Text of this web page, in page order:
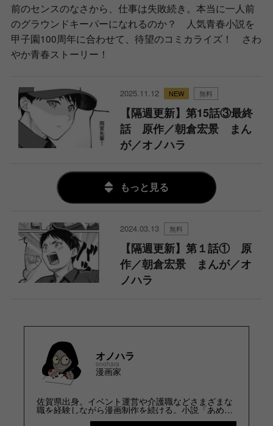
前のセンスのなさから、仕事は失敗続き。本当に一人前
のグラウンドキーパーになれるのか？ 人気青春小説を
甲子園100周年に合わせて、待望のコミカライズ！ さわ
やか青春ストーリー！
2025.11.12 無料
【隔週更新】第15話③最終
話 原作／朝倉宏景 まん
が／オノハラ
もっと見る
2024.03.13 無料
【隔週更新】第１話① 原
作／朝倉宏景 まんが／オ
ノハラ
オノハラ
onohara
漫画家
佐賀県出身。イベント運営や介護職などさまざまな
職を経験しながら漫画制作を続ける。小説「あめつ
ちのうた」のコミカライズにてデビュー。趣味はツ